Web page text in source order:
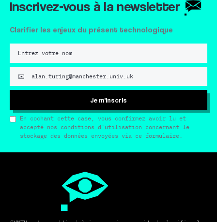
Inscrivez-vous à la newsletter
Clarifier les enjeux du présent technologique
Je m'inscris
En cochant cette case, vous confirmez avoir lu et
accepté nos conditions d’utilisation concernant le
stockage des données envoyées via ce formulaire.